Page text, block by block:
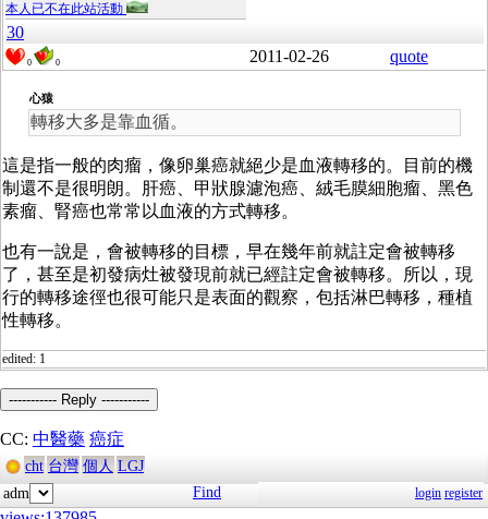
本人已不在此站活動
30
0 0 2011-02-26 quote
心猿
轉移大多是靠血循。
這是指一般的肉瘤，像卵巢癌就絕少是血液轉移的。目前的機
制還不是很明朗。肝癌、甲狀腺濾泡癌、絨毛膜細胞瘤、黑色
素瘤、腎癌也常常以血液的方式轉移。
也有一說是，會被轉移的目標，早在幾年前就註定會被轉移
了，甚至是初發病灶被發現前就已經註定會被轉移。所以，現
行的轉移途徑也很可能只是表面的觀察，包括淋巴轉移，種植
性轉移。
edited: 1
----------- Reply -----------
CC: 中醫藥 癌症
cht 台灣 個人 LGJ
adm
Find login register